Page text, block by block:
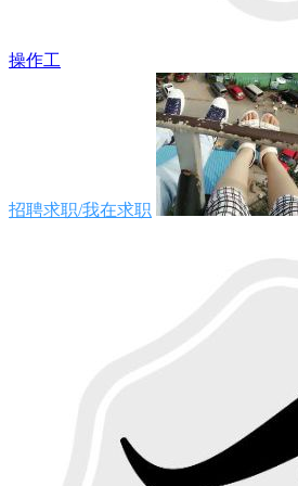
操作工
招聘求职/我在求职